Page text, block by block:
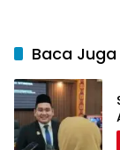
Baca Juga